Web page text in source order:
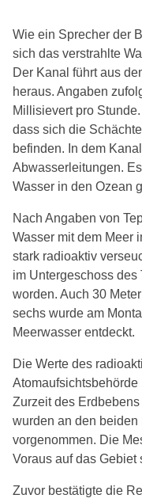
Wie ein Sprecher der
sich das verstrahlte
Der Kanal führt aus
heraus. Angaben
Millisievert pro
dass sich die
befinden. In dem
Abwasserleitungen.
Wasser in den Ozean
Nach Angaben von
Wasser mit dem Meer
stark radioaktiv
im Untergeschoss
worden. Auch 30
sechs wurde am
Meerwasser entdeckt.
Die Werte des
Atomaufsichtsbehörde
Zurzeit des
wurden an den beiden
vorgenommen. Die
Voraus auf das Gebiet
Zuvor bestätigte die